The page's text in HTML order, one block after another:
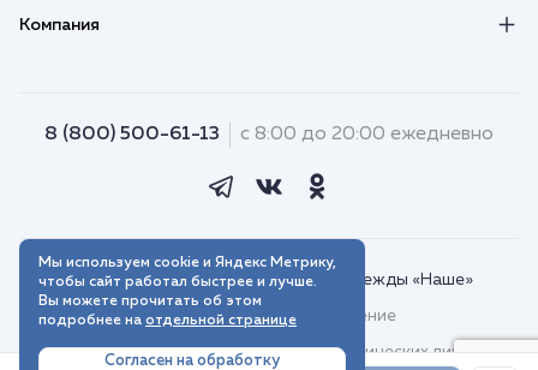
Компания
8 (800) 500-61-13 с 8:00 до 20:00 ежедневно
© 2018–2026. Интернет-магазин одежды «Наше»
Пользовательское соглашение
Договор присоединения для юридических лиц
Мы используем cookie и Яндекс Метрику,
чтобы сайт работал быстрее и лучше.
Вы можете прочитать об этом
подробнее на отдельной странице
Согласен на обработку